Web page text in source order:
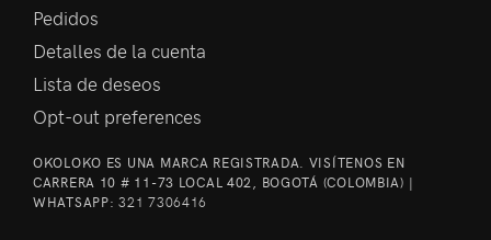
Pedidos
Detalles de la cuenta
Lista de deseos
Opt-out preferences
OKOLOKO ES UNA MARCA REGISTRADA. VISÍTENOS EN
CARRERA 10 # 11-73 LOCAL 402, BOGOTÁ (COLOMBIA) |
WHATSAPP:321 7306416